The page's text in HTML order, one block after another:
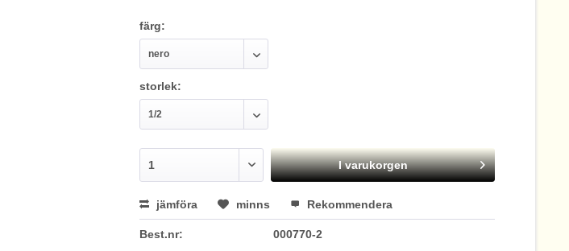
färg:
storlek:
I varukorgen
jämföra minns Rekommendera
Best.nr: 000770-2